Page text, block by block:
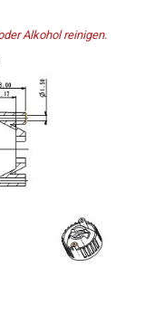
Alkohol reinigen.